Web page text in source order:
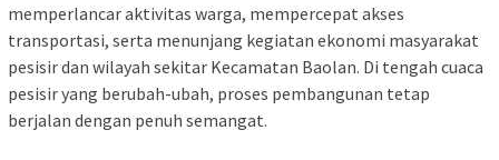
memperlancar aktivitas warga, mempercepat akses
transportasi, serta menunjang kegiatan ekonomi masyarakat
pesisir dan wilayah sekitar Kecamatan Baolan. Di tengah cuaca
pesisir yang berubah-ubah, proses pembangunan tetap
berjalan dengan penuh semangat.